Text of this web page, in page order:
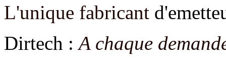
L'unique fabricant
Dirtech :A chaque